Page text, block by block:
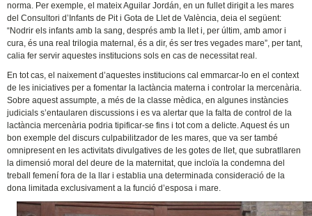
norma. Per exemple, el mateix Aguilar Jordán, en un fullet dirigit a les mares
del Consultori d’Infants de Pit i Gota de Llet de València, deia el següent:
“Nodrir els infants amb la sang, després amb la llet i, per últim, amb amor i
cura, és una real trilogia maternal, és a dir, és ser tres vegades mare”, per tant,
calia fer servir aquestes institucions sols en cas de necessitat real.
En tot cas, el naixement d’aquestes institucions cal emmarcar-lo en el context
de les iniciatives per a fomentar la lactància materna i controlar la mercenària.
Sobre aquest assumpte, a més de la classe mèdica, en algunes instàncies
judicials s’entaularen discussions i es va alertar que la falta de control de la
lactància mercenària podria tipificar-se fins i tot com a delicte. Aquest és un
bon exemple del discurs culpabilitzador de les mares, que va ser també
omnipresent en les activitats divulgatives de les gotes de llet, que subratllaren
la dimensió moral del deure de la maternitat, que incloïa la condemna del
treball femení fora de la llar i establia una determinada consideració de la
dona limitada exclusivament a la funció d’esposa i mare.